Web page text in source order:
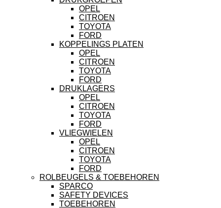
OPEL
CITROEN
TOYOTA
FORD
KOPPELINGS PLATEN
OPEL
CITROEN
TOYOTA
FORD
DRUKLAGERS
OPEL
CITROEN
TOYOTA
FORD
VLIEGWIELEN
OPEL
CITROEN
TOYOTA
FORD
ROLBEUGELS & TOEBEHOREN
SPARCO
SAFETY DEVICES
TOEBEHOREN